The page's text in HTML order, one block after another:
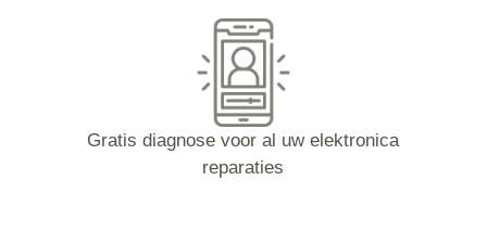
Gratis diagnose voor al uw elektronica
reparaties